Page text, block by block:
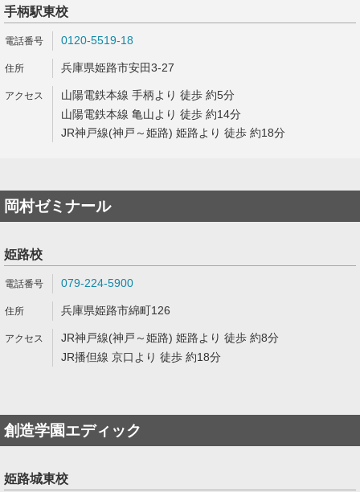
手柄駅東校
0120-5519-18
兵庫県姫路市安田3-27
山陽電鉄本線 手柄より 徒歩 約5分
山陽電鉄本線 亀山より 徒歩 約14分
JR神戸線(神戸～姫路) 姫路より 徒歩 約18分
岡村ゼミナール
姫路校
079-224-5900
兵庫県姫路市綿町126
JR神戸線(神戸～姫路) 姫路より 徒歩 約8分
JR播但線 京口より 徒歩 約18分
創造学園エディック
姫路城東校